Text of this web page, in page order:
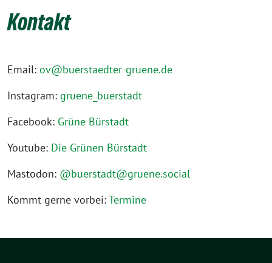
Kontakt
Email: ov@buerstaedter-gruene.de
Instagram: gruene_buerstadt
Facebook: Grüne Bürstadt
Youtube: Die Grünen Bürstadt
Mastodon: @buerstadt@gruene.social
Kommt gerne vorbei:Termine